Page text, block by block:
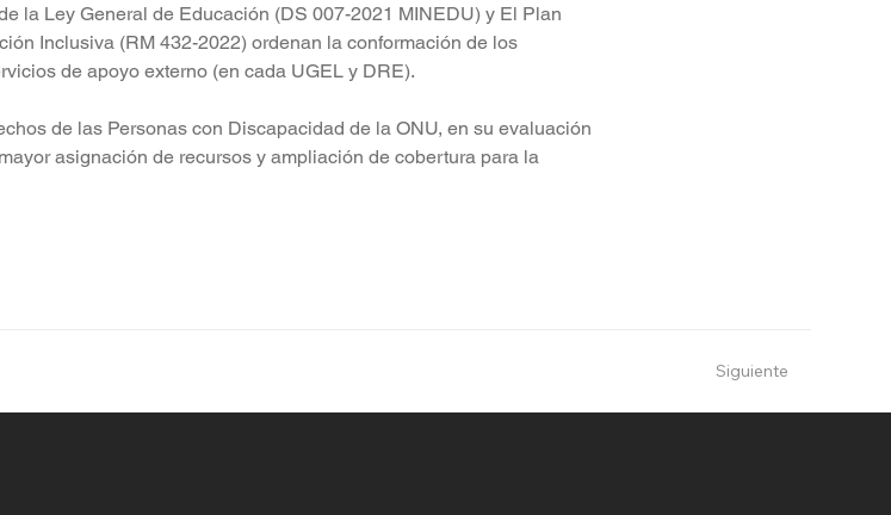
la Ley General de Educación (DS 007-2021 MINEDU) y El Plan
Inclusiva (RM 432-2022) ordenan la conformación de los
de apoyo externo (en cada UGEL y DRE).
de las Personas con Discapacidad de la ONU, en su evaluación
asignación de recursos y ampliación de cobertura para la
Siguiente